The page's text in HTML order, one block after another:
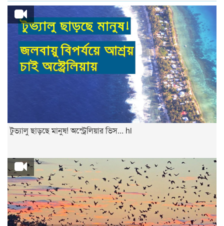
টুভ্যালু ছাড়ছে মানুষ! অস্ট্রেলিয়ার ভিস... hi